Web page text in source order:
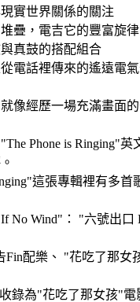
實世界關係的關注
疊，電吉它的豐富旋律
真鼓的搭配組合
電話裡傳來的遙遠電
像經歷一場充滿畫面的
Phone is Ringing"英
這張專輯裡有多首
No Wind"： "六號出
Fin配樂、 "花吃了那
錄為"花吃了那女孩"電